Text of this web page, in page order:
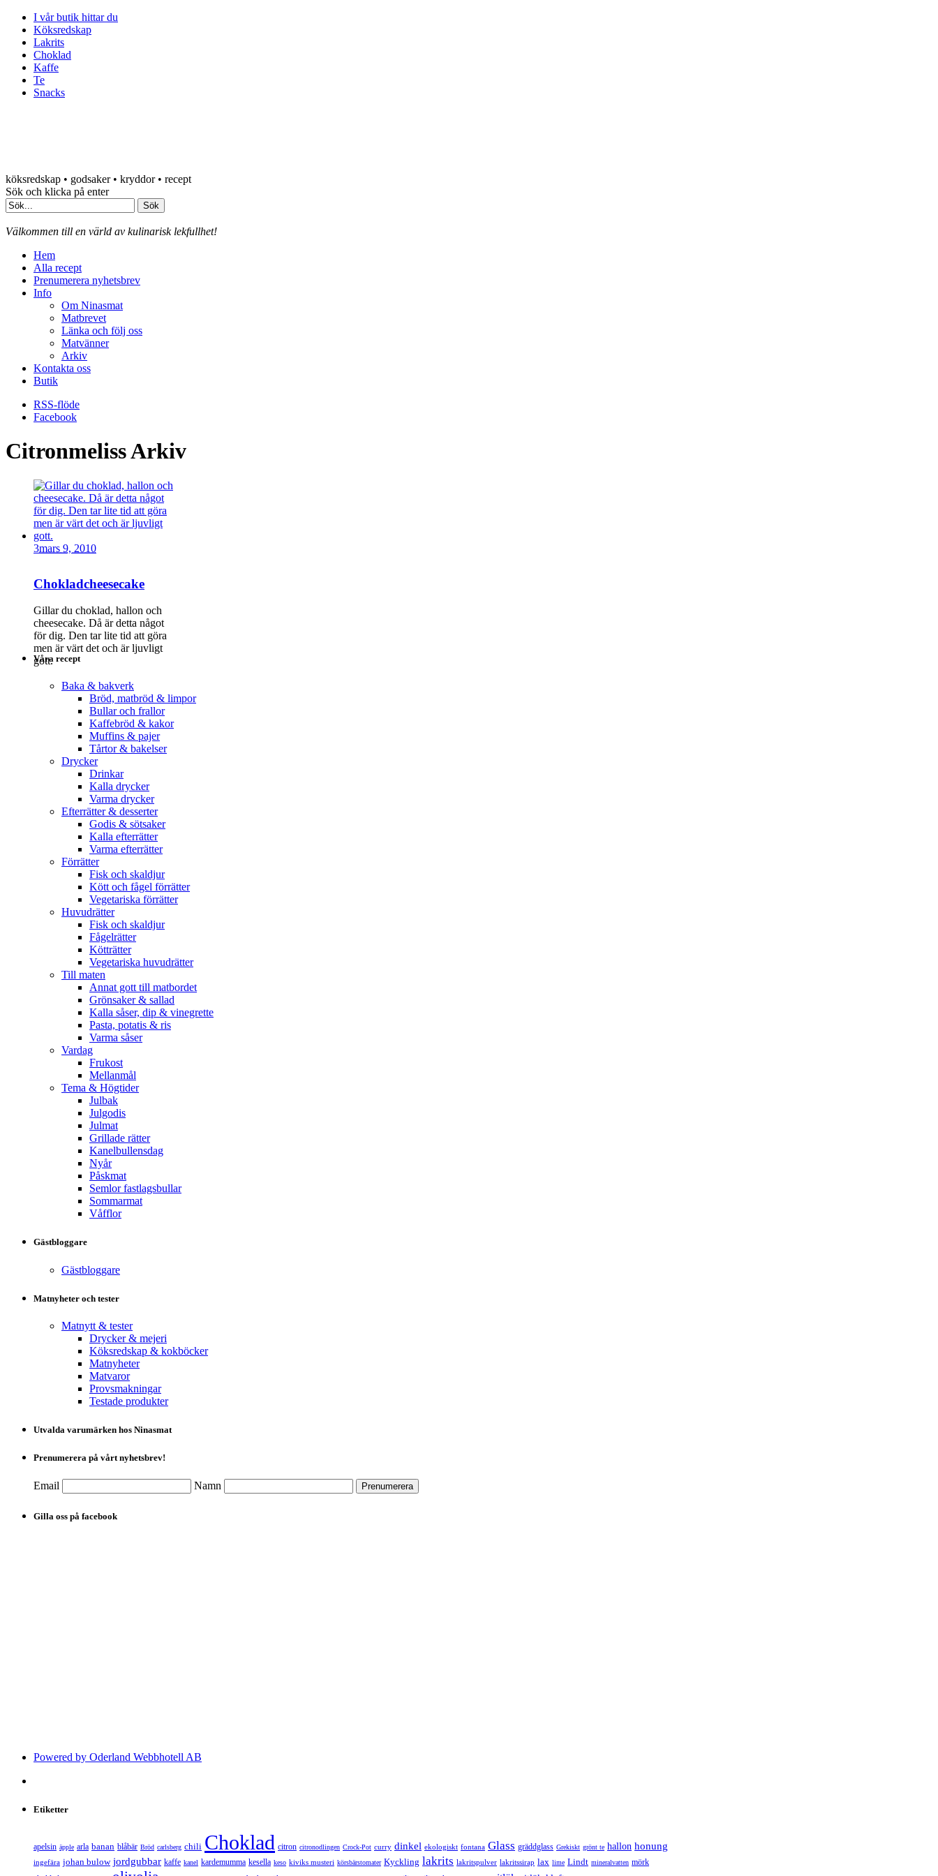
I vår butik hittar du
Köksredskap
Lakrits
Choklad
Kaffe
Te
Snacks
köksredskap • godsaker • kryddor • recept
Sök och klicka på enter
Välkommen till en värld av kulinarisk lekfullhet!
Hem
Alla recept
Prenumerera nyhetsbrev
Info
Om Ninasmat
Matbrevet
Länka och följ oss
Matvänner
Arkiv
Kontakta oss
Butik
RSS-flöde
Facebook
Citronmeliss Arkiv
3mars 9, 2010
Chokladcheesecake
Gillar du choklad, hallon och
cheesecake. Då är detta något
för dig. Den tar lite tid att göra
men är värt det och är ljuvligt
gott.
Våra recept
Baka & bakverk
Bröd, matbröd & limpor
Bullar och frallor
Kaffebröd & kakor
Muffins & pajer
Tårtor & bakelser
Drycker
Drinkar
Kalla drycker
Varma drycker
Efterrätter & desserter
Godis & sötsaker
Kalla efterrätter
Varma efterrätter
Förrätter
Fisk och skaldjur
Kött och fågel förrätter
Vegetariska förrätter
Huvudrätter
Fisk och skaldjur
Fågelrätter
Kötträtter
Vegetariska huvudrätter
Till maten
Annat gott till matbordet
Grönsaker & sallad
Kalla såser, dip & vinegrette
Pasta, potatis & ris
Varma såser
Vardag
Frukost
Mellanmål
Tema & Högtider
Julbak
Julgodis
Julmat
Grillade rätter
Kanelbullensdag
Nyår
Påskmat
Semlor fastlagsbullar
Sommarmat
Våfflor
Gästbloggare
Gästbloggare
Matnyheter och tester
Matnytt & tester
Drycker & mejeri
Köksredskap & kokböcker
Matnyheter
Matvaror
Provsmakningar
Testade produkter
Utvalda varumärken hos Ninasmat
Prenumerera på vårt nyhetsbrev!
Email Namn
Gilla oss på facebook
Powered by Oderland Webbhotell AB
Etiketter
apelsin äpple arla banan blåbär Bröd carlsberg chili Choklad citron citronodlingen Crock-Pot curry dinkel ekologiskt fontana Glass gräddglass Grekiskt grönt te hallon honung
ingefära johan bulow jordgubbar kaffe kanel kardemumma kesella keso kiviks musteri körsbärstomater Kyckling lakrits lakritspulver lakritssirap lax lime Lindt mineralvatten mörk